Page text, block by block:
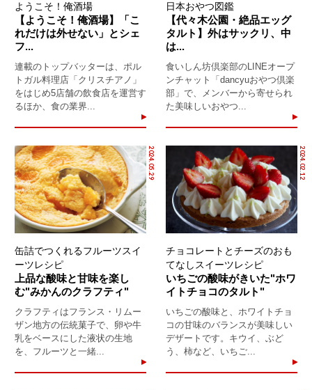
ようこそ！俺酒場
【ようこそ！俺酒場】「こ
れだけは外せない」とシェ
フ...
連載のトップバッターは、ポル
トガル料理店「クリスチアノ」
をはじめ5店舗の飲食店を運営す
るほか、食の業界...
日本おやつ図鑑
【代々木公園・絶品エッグ
タルト】外はサックリ、中
は...
食いしん坊倶楽部のLINEオープ
ンチャット「dancyuおやつ倶楽
部」で、メンバーから寄せられ
た美味しいおやつ...
2024.05.29
缶詰でつくれるフルーツスイ
ーツレシピ
上品な酸味と甘味を楽し
む"みかんのクラフティ"
クラフティはフランス・リムー
ザン地方の伝統菓子で、卵や牛
乳をベースにした液状の生地
を、フルーツと一緒...
2024.02.12
チョコレートとチーズのおも
てなしスイーツレシピ
いちごの酸味がきいた"ホワ
イトチョコのタルト"
いちごの酸味と、ホワイトチョ
コの甘味のバランスが美味しい
デザートです。キウイ、ぶど
う、柿など、いちご...